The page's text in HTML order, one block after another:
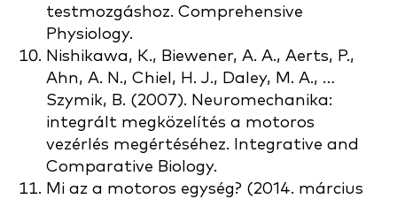
testmozgáshoz. Comprehensive
Physiology.
Nishikawa, K., Biewener, A. A., Aerts, P.,
Ahn, A. N., Chiel, H. J., Daley, M. A., …
Szymik, B. (2007). Neuromechanika:
integrált megközelítés a motoros
vezérlés megértéséhez. Integrative and
Comparative Biology.
Mi az a motoros egység? (2014. március